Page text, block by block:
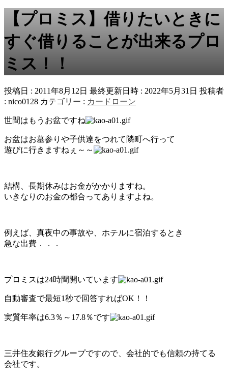
【プロミス】借りたいときに
すぐ借りることが出来るプロ
ミス！！
投稿日 : 2011年8月12日 最終更新日時 : 2022年5月31日 投稿者
: nico0128 カテゴリー : カードローン
世間はもうお盆ですね
お盆はお墓参りや子供達をつれて隣町へ行って
遊びに行きますねぇ～～
結構、長期休みはお金がかかりますね。
いきなりのお金の都合ってありますよね。
例えば、真夜中の事故や、ホテルに宿泊するとき
急な出費．．．
プロミスは24時間開いています
自動審査で最短1秒で回答すればOK！！
実質年率は6.3％～17.8％です
三井住友銀行グループですので、会社的でも信頼の持てる
会社です。